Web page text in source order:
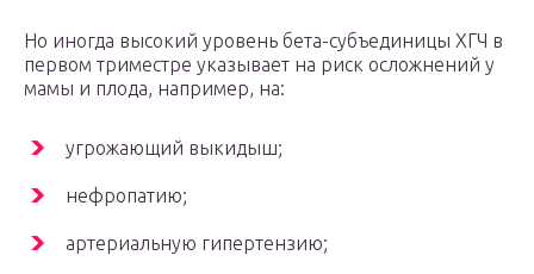
Но иногда высокий уровень бета-субъединицы ХГЧ в
первом триместре указывает на риск осложнений у
мамы и плода, например, на:
угрожающий выкидыш;
нефропатию;
артериальную гипертензию;